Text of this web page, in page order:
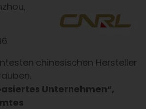
chinesischen Hersteller
Unternehmen“,